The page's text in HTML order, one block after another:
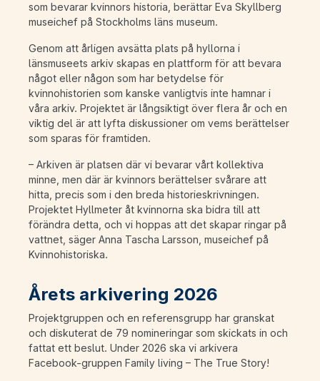
som bevarar kvinnors historia, berättar Eva Skyllberg
museichef på Stockholms läns museum.
Genom att årligen avsätta plats på hyllorna i
länsmuseets arkiv skapas en plattform för att bevara
något eller någon som har betydelse för
kvinnohistorien som kanske vanligtvis inte hamnar i
våra arkiv. Projektet är långsiktigt över flera år och en
viktig del är att lyfta diskussioner om vems berättelser
som sparas för framtiden.
– Arkiven är platsen där vi bevarar vårt kollektiva
minne, men där är kvinnors berättelser svårare att
hitta, precis som i den breda historieskrivningen.
Projektet Hyllmeter åt kvinnorna ska bidra till att
förändra detta, och vi hoppas att det skapar ringar på
vattnet, säger Anna Tascha Larsson, museichef på
Kvinnohistoriska.
Årets arkivering 2026
Projektgruppen och en referensgrupp har granskat
och diskuterat de 79 nomineringar som skickats in och
fattat ett beslut. Under 2026 ska vi arkivera
Facebook-gruppen Family living – The True Story!